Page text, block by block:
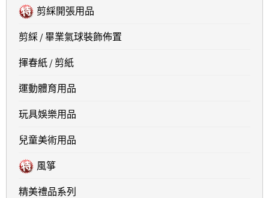
剪綵開張用品
剪綵 / 畢業氣球裝飾佈置
揮春紙 / 剪紙
運動體育用品
玩具娛樂用品
兒童美術用品
風箏
精美禮品系列